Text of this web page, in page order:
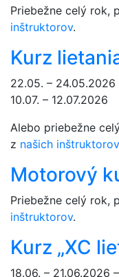
Priebežne celý rok,
inštruktorov.
Kurz
22.05. – 24.05.2026
10.07. – 12.07.2026
Alebo priebežne
z našich inštruktorov
Motorový
Priebežne celý rok,
inštruktorov.
Kurz „XC
18.06. – 21.06.2026